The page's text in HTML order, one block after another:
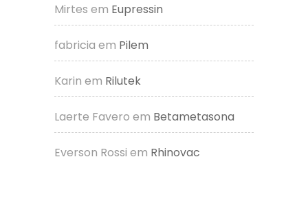
Mirtes em Eupressin
fabricia em Pilem
Karin em Rilutek
Laerte Favero em Betametasona
Everson Rossi em Rhinovac